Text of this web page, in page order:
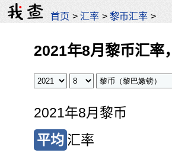
首页 >汇率 >黎币汇率 >
2021年8月黎币汇率
2021年8月黎币
平均 汇率